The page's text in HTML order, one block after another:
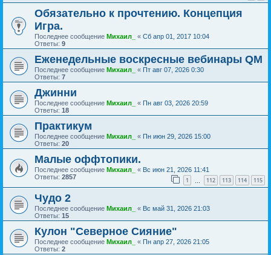
Обязательно к прочтению. Концепция
Игра.
Последнее сообщение Михаил_ « Сб апр 01, 2017 10:04
Ответы: 9
Еженедельные воскресные вебинары QM
Последнее сообщение Михаил_ « Пт авг 07, 2026 0:30
Ответы: 7
Джинни
Последнее сообщение Михаил_ « Пн авг 03, 2026 20:59
Ответы: 18
Практикум
Последнее сообщение Михаил_ « Пн июн 29, 2026 15:00
Ответы: 20
Малые оффтопики.
Последнее сообщение Михаил_ « Вс июн 21, 2026 11:41
Ответы: 2857 1 112 113 114 115
Чудо 2
Последнее сообщение Михаил_ « Вс май 31, 2026 21:03
Ответы: 15
Кулон "Северное Сияние"
Последнее сообщение Михаил_ « Пн апр 27, 2026 21:05
Ответы: 2